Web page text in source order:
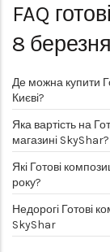
FAQ
8 березня
Де можна купити
Києві?
Яка вартість на
магазині SkyShar?
Які Готові
року?
Недорогі Готові
SkyShar